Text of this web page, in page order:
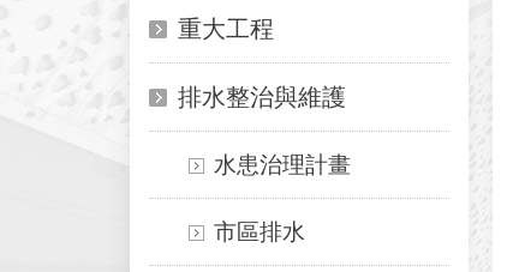
重大工程
排水整治與維護
水患治理計畫
市區排水